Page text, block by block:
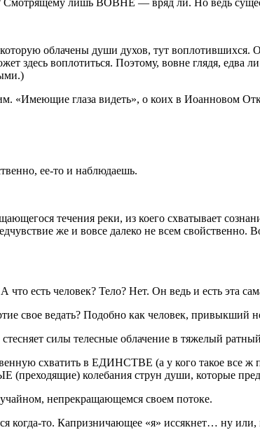
Смотрящему лишь ВОВНЕ — вряд ли. Но ведь
облачены души духов, тут воплотившихся.
здесь воплотиться. Поэтому, вовне глядя, едва
. «Имеющие глаза видеть», о коих в Иоанновом
ее-то и наблюдаешь.
течения реки, из коего схватывает
же и вовсе далеко не всем
есть человек? Тело? Нет. Он ведь и есть эта
свое ведать? Подобно как человек, привыкший
силы телесные облачение в тяжелый
схватить в ЕДИНСТВЕ (а у кого такое все ж
колебания струн души, которые
непрекращающемся своем потоке.
когда-то. Капризничающее «я» иссякнет… ну